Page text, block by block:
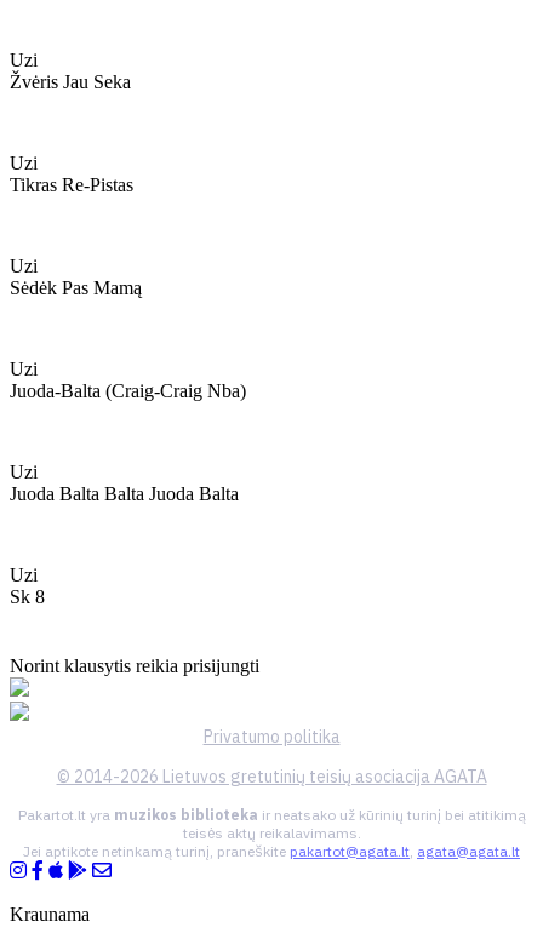
Uzi
Žvėris Jau Seka
Uzi
Tikras Re-Pistas
Uzi
Sėdėk Pas Mamą
Uzi
Juoda-Balta (craig-Craig Nba)
Uzi
Juoda Balta Balta Juoda Balta
Uzi
Sk 8
Norint klausytis reikia prisijungti
Privatumo politika
© 2014-2026 Lietuvos gretutinių teisių asociacija AGATA
Pakartot.lt yra muzikos biblioteka ir neatsako už kūrinių turinį bei atitikimą
teisės aktų reikalavimams.
Jei aptikote netinkamą turinį, praneškite pakartot@agata.lt, agata@agata.lt
Kraunama